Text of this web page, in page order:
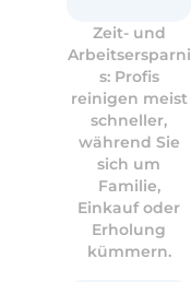
Zeit- und
Arbeitsersparni
s: Profis
reinigen meist
schneller,
während Sie
sich um
Familie,
Einkauf oder
Erholung
kümmern.